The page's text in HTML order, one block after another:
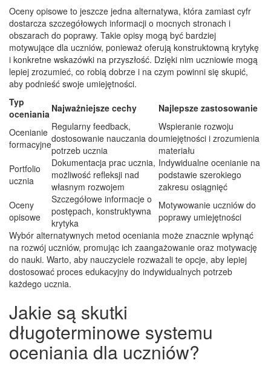
Oceny opisowe to jeszcze jedna alternatywa, która zamiast cyfr
dostarcza szczegółowych informacji o mocnych stronach i
obszarach do poprawy. Takie opisy mogą być bardziej
motywujące dla uczniów, ponieważ oferują konstruktowną krytykę
i konkretne wskazówki na przyszłość. Dzięki nim uczniowie mogą
lepiej zrozumieć, co robią dobrze i na czym powinni się skupić,
aby podnieść swoje umiejętności.
Typ
oceniania Najważniejsze cechy
Najlepsze zastosowanie
Ocenianie
formacyjne
Regularny feedback,
dostosowanie nauczania do
potrzeb ucznia
Wspieranie rozwoju
umiejętności i zrozumienia
materiału
Portfolio
ucznia
Dokumentacja prac ucznia,
możliwość refleksji nad
własnym rozwojem
Indywidualne ocenianie na
podstawie szerokiego
zakresu osiągnięć
Oceny
opisowe
Szczegółowe informacje o
postępach, konstruktywna
krytyka
Motywowanie uczniów do
poprawy umiejętności
Wybór alternatywnych metod oceniania może znacznie wpłynąć
na rozwój uczniów, promując ich zaangażowanie oraz motywację
do nauki. Warto, aby nauczyciele rozważali te opcje, aby lepiej
dostosować proces edukacyjny do indywidualnych potrzeb
każdego ucznia.
Jakie są skutki
długoterminowe systemu
oceniania dla uczniów?